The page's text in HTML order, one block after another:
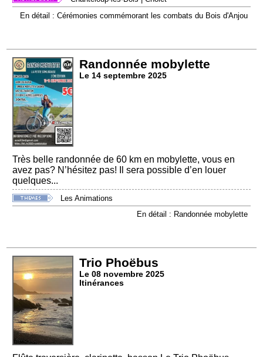
En détail : Cérémonies commémorant les combats du Bois d'Anjou
Randonnée mobylette
Le 14 septembre 2025
Très belle randonnée de 60 km en mobylette, vous en
avez pas? N’hésitez pas! Il sera possible d’en louer
quelques...
Les Animations
En détail : Randonnée mobylette
Trio Phoëbus
Le 08 novembre 2025
Itinérances